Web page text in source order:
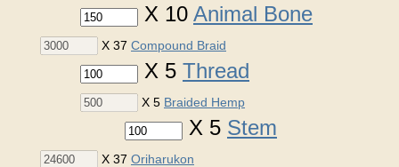
X 10 Animal Bone
X 37 Compound Braid
X 5 Thread
X 5 Braided Hemp
X 5 Stem
X 37 Oriharukon